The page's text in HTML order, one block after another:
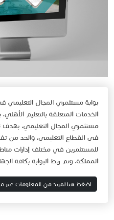
بوابة مستثمري المجال التعليمي
الخدمات المتعلقة بالتعليم
مستثمري المجال التعليمي، بهدف
في القطاع التعليمي، والحد من
للمستثمرين في مختلف إدارات
المملكة، وتم ربط البوابة بكافة
اضغط هنا لمزيد من المعلومات عبر